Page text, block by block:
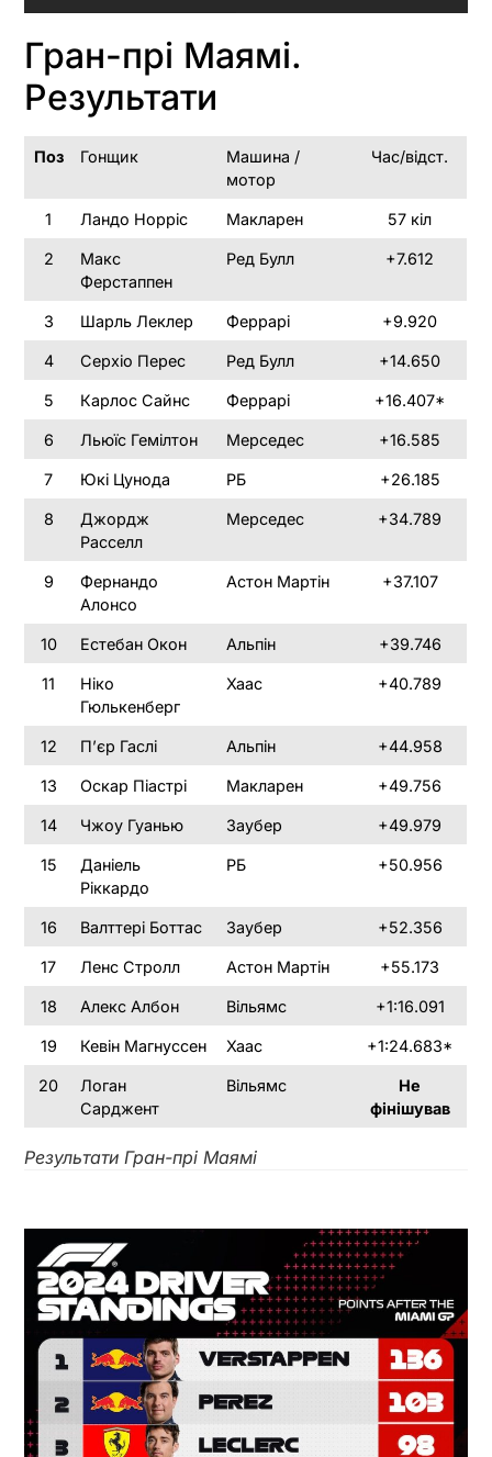
Гран-прі Маямі.
Результати
Поз Гонщик
Машина /
мотор
Час/відст.
1 Ландо Норріс Макларен 57 кіл
2
Макс
Ферстаппен
Ред Булл +7.612
3 Шарль Леклер Феррарі +9.920
4 Серхіо Перес Ред Булл +14.650
5 Карлос Сайнс Феррарі +16.407*
6 Льюїс Гемілтон Мерседес +16.585
7 Юкі Цунода РБ +26.185
8
Джордж
Расселл
Мерседес +34.789
9
Фернандо
Алонсо
Астон Мартін +37.107
10 Естебан Окон Альпін +39.746
11
Ніко
Гюлькенберг
Хаас +40.789
12 П’єр Гаслі Альпін +44.958
13 Оскар Піастрі Макларен +49.756
14 Чжоу Гуанью Заубер +49.979
15
Даніель
Ріккардо
РБ +50.956
16 Валттері Боттас Заубер +52.356
17 Ленс Стролл Астон Мартін +55.173
18 Алекс Албон Вільямс +1:16.091
19 Кевін Магнуссен Хаас +1:24.683*
20
Логан
Сарджент
Вільямс
Не
фінішував
Результати Гран-прі Маямі